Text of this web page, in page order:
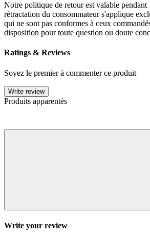
Notre politique de retour est valable
rétractation du consommateur s'applique
qui ne sont pas conformes à ceux
disposition pour toute question ou doute
Ratings & Reviews
Soyez le premier à commenter ce produit
Write review
Produits apparentés
Write your review